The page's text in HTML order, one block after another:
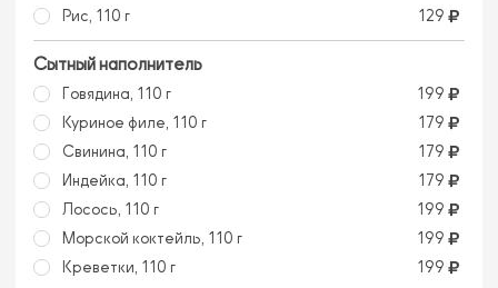
Рис, 110 г
129
Сытный наполнитель
Говядина, 110 г
199
Куриное филе, 110 г
179
Свинина, 110 г
179
Индейка, 110 г
179
Лосось, 110 г
199
Морской коктейль, 110 г
199
Креветки, 110 г
199